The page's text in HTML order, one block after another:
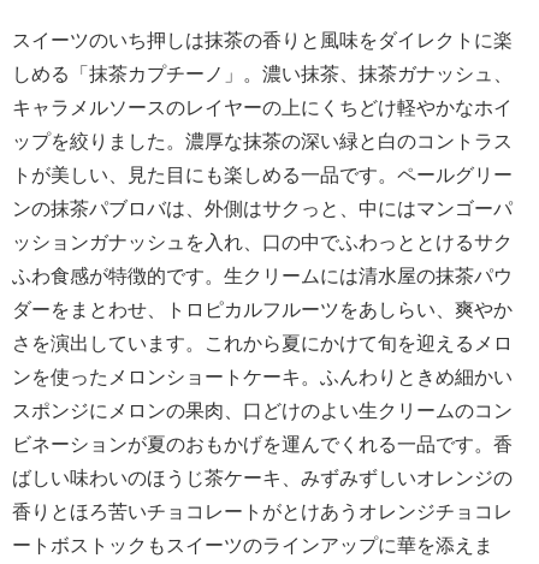
スイーツのいち押しは抹茶の香りと風味をダイレクトに楽
しめる「抹茶カプチーノ」。濃い抹茶、抹茶ガナッシュ、
キャラメルソースのレイヤーの上にくちどけ軽やかなホイ
ップを絞りました。濃厚な抹茶の深い緑と白のコントラス
トが美しい、見た目にも楽しめる一品です。ペールグリー
ンの抹茶パブロバは、外側はサクっと、中にはマンゴーパ
ッションガナッシュを入れ、口の中でふわっととけるサク
ふわ食感が特徴的です。生クリームには清水屋の抹茶パウ
ダーをまとわせ、トロピカルフルーツをあしらい、爽やか
さを演出しています。これから夏にかけて旬を迎えるメロ
ンを使ったメロンショートケーキ。ふんわりときめ細かい
スポンジにメロンの果肉、口どけのよい生クリームのコン
ビネーションが夏のおもかげを運んでくれる一品です。香
ばしい味わいのほうじ茶ケーキ、みずみずしいオレンジの
香りとほろ苦いチョコレートがとけあうオレンジチョコレ
ートボストックもスイーツのラインアップに華を添えま